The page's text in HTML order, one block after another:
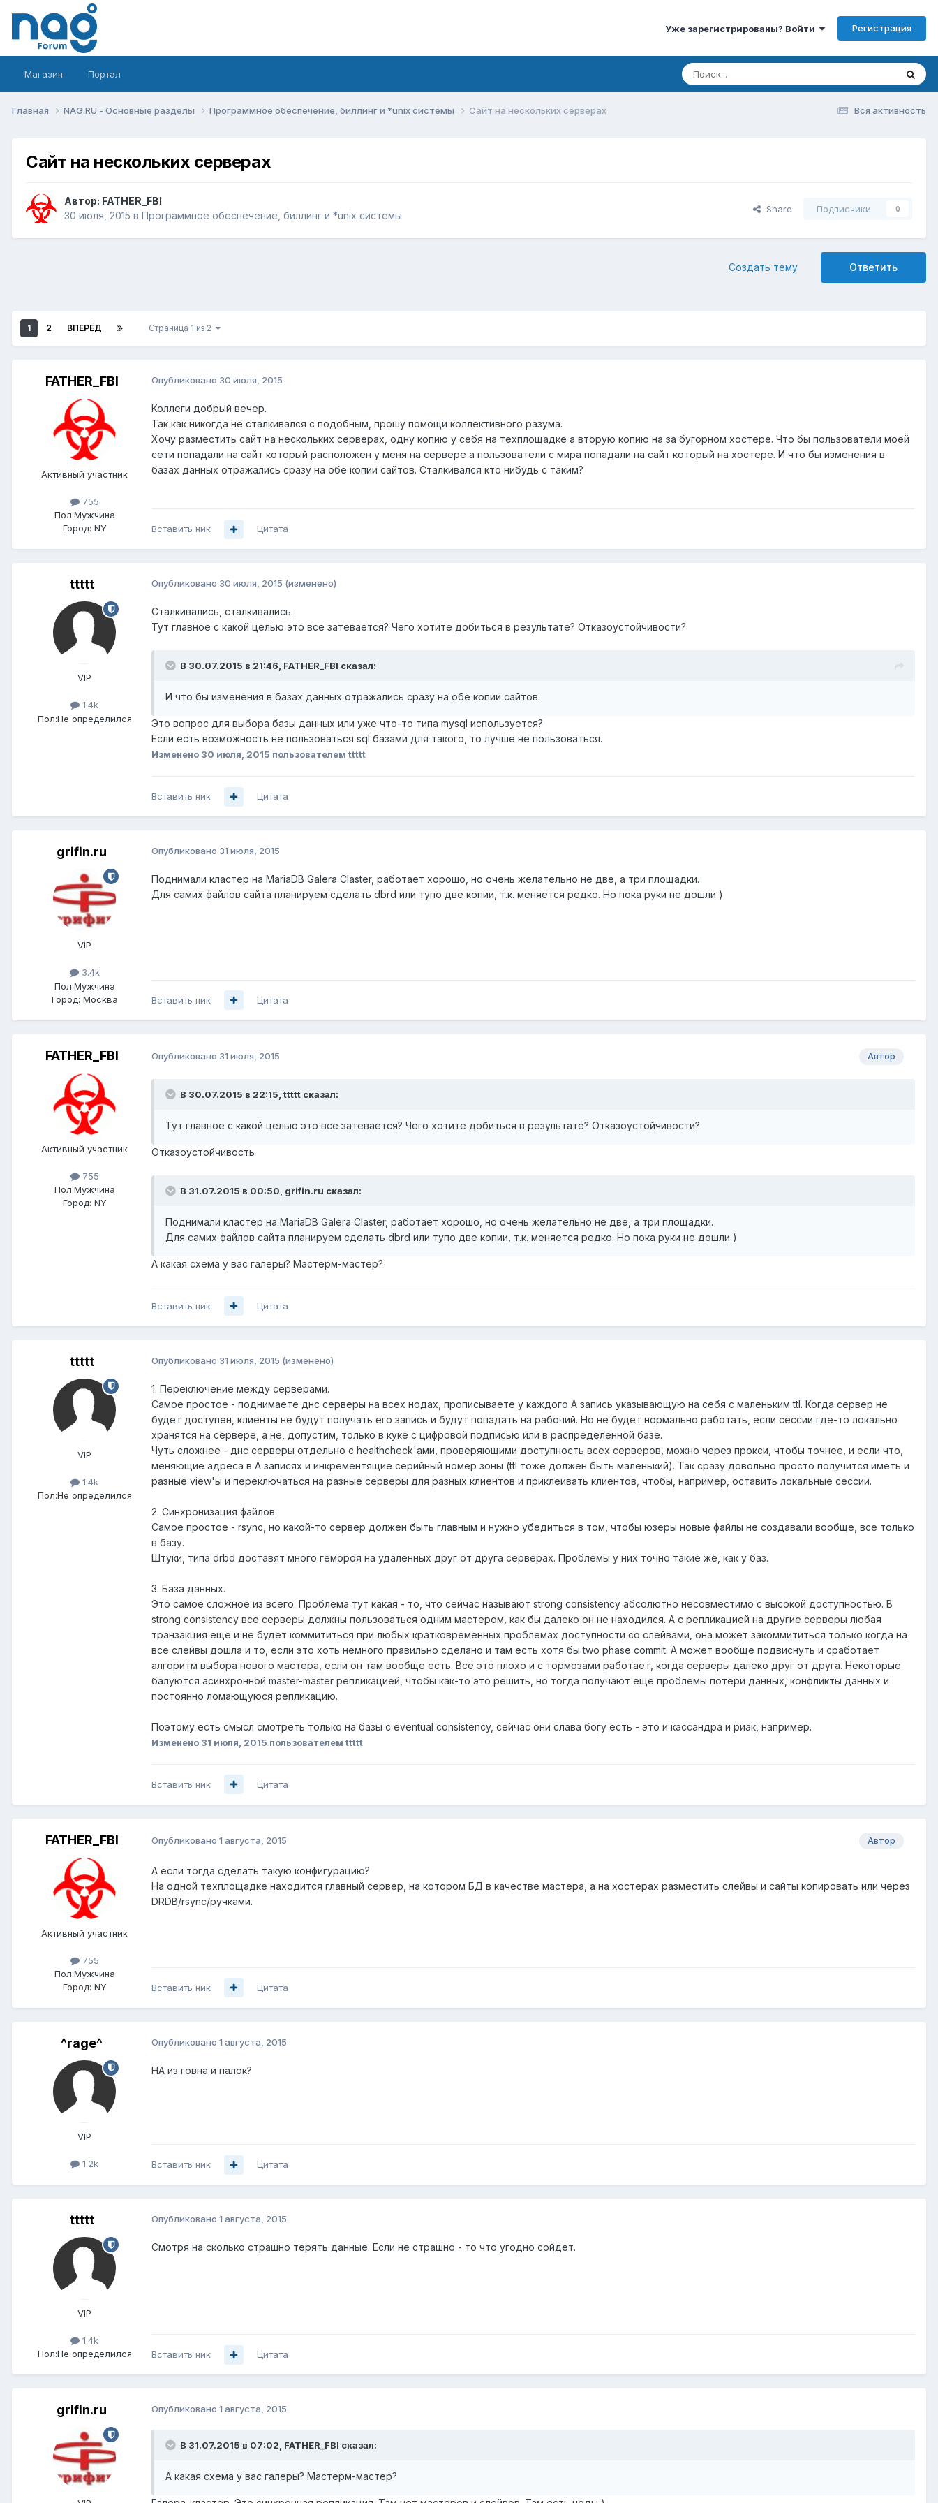
Уже зарегистрированы? Войти Регистрация
Магазин Портал
Вся активность
Главная NAG.RU - Основные разделы Программное обеспечение, биллинг и *unix системы Сайт на нескольких серверах
Сайт на нескольких серверах
Автор: FATHER_FBI
30 июля, 2015 в Программное обеспечение, биллинг и *unix системы
Share Подписчики 0
Ответить
Создать тему
1 2 ВПЕРЁД Страница 1 из 2
FATHER_FBI
Активный участник
755
Пол:Мужчина
Город: NY
Опубликовано 30 июля, 2015
Коллеги добрый вечер.
Так как никогда не сталкивался с подобным, прошу помощи коллективного разума.
Хочу разместить сайт на нескольких серверах, одну копию у себя на техплощадке а вторую копию на за бугорном хостере. Что бы пользователи моей
сети попадали на сайт который расположен у меня на сервере а пользователи с мира попадали на сайт который на хостере. И что бы изменения в
базах данных отражались сразу на обе копии сайтов. Сталкивался кто нибудь с таким?
Вставить ник Цитата
ttttt
VIP
1.4k
Пол:Не определился
Опубликовано 30 июля, 2015 (изменено)
Сталкивались, сталкивались.
Тут главное с какой целью это все затевается? Чего хотите добиться в результате? Отказоустойчивости?
В 30.07.2015 в 21:46, FATHER_FBI сказал:
И что бы изменения в базах данных отражались сразу на обе копии сайтов.
Это вопрос для выбора базы данных или уже что-то типа mysql используется?
Если есть возможность не пользоваться sql базами для такого, то лучше не пользоваться.
Изменено 30 июля, 2015 пользователем ttttt
Вставить ник Цитата
grifin.ru
VIP
3.4k
Пол:Мужчина
Город: Москва
Опубликовано 31 июля, 2015
Поднимали кластер на MariaDB Galera Claster, работает хорошо, но очень желательно не две, а три площадки.
Для самих файлов сайта планируем сделать dbrd или тупо две копии, т.к. меняется редко. Но пока руки не дошли )
Вставить ник Цитата
FATHER_FBI
Активный участник
755
Пол:Мужчина
Город: NY
Автор
Опубликовано 31 июля, 2015
В 30.07.2015 в 22:15, ttttt сказал:
Тут главное с какой целью это все затевается? Чего хотите добиться в результате? Отказоустойчивости?
Отказоустойчивость
В 31.07.2015 в 00:50, grifin.ru сказал:
Поднимали кластер на MariaDB Galera Claster, работает хорошо, но очень желательно не две, а три площадки.
Для самих файлов сайта планируем сделать dbrd или тупо две копии, т.к. меняется редко. Но пока руки не дошли )
А какая схема у вас галеры? Мастерм-мастер?
Вставить ник Цитата
ttttt
VIP
1.4k
Пол:Не определился
Опубликовано 31 июля, 2015 (изменено)
1. Переключение между серверами.
Самое простое - поднимаете днс серверы на всех нодах, прописываете у каждого A запись указывающую на себя с маленьким ttl. Когда сервер не
будет доступен, клиенты не будут получать его запись и будут попадать на рабочий. Но не будет нормально работать, если сессии где-то локально
хранятся на сервере, а не, допустим, только в куке с цифровой подписью или в распределенной базе.
Чуть сложнее - днс серверы отдельно с healthcheck'ами, проверяющими доступность всех серверов, можно через прокси, чтобы точнее, и если что,
меняющие адреса в A записях и инкрементящие серийный номер зоны (ttl тоже должен быть маленький). Так сразу довольно просто получится иметь и
разные view'ы и переключаться на разные серверы для разных клиентов и приклеивать клиентов, чтобы, например, оставить локальные сессии.
2. Cинхронизация файлов.
Самое простое - rsync, но какой-то сервер должен быть главным и нужно убедиться в том, чтобы юзеры новые файлы не создавали вообще, все только
в базу.
Штуки, типа drbd доставят много гемороя на удаленных друг от друга серверах. Проблемы у них точно такие же, как у баз.
3. База данных.
Это самое сложное из всего. Проблема тут какая - то, что сейчас называют strong consistency абсолютно несовместимо с высокой доступностью. В
strong consistency все серверы должны пользоваться одним мастером, как бы далеко он не находился. А с репликацией на другие серверы любая
транзакция еще и не будет коммититься при любых кратковременных проблемах доступности со слейвами, она может закоммититься только когда на
все слейвы дошла и то, если это хоть немного правильно сделано и там есть хотя бы two phase commit. А может вообще подвиснуть и сработает
алгоритм выбора нового мастера, если он там вообще есть. Все это плохо и с тормозами работает, когда серверы далеко друг от друга. Некоторые
балуются асинхронной master-master репликацией, чтобы как-то это решить, но тогда получают еще проблемы потери данных, конфликты данных и
постоянно ломающуюся репликацию.
Поэтому есть смысл смотреть только на базы с eventual consistency, сейчас они слава богу есть - это и кассандра и риак, например.
Изменено 31 июля, 2015 пользователем ttttt
Вставить ник Цитата
FATHER_FBI
Активный участник
755
Пол:Мужчина
Город: NY
Автор
Опубликовано 1 августа, 2015
А если тогда сделать такую конфигурацию?
На одной техплощадке находится главный сервер, на котором БД в качестве мастера, а на хостерах разместить слейвы и сайты копировать или через
DRDB/rsync/ручками.
Вставить ник Цитата
^rage^
VIP
1.2k
Опубликовано 1 августа, 2015
HA из говна и палок?
Вставить ник Цитата
ttttt
VIP
1.4k
Пол:Не определился
Опубликовано 1 августа, 2015
Смотря на сколько страшно терять данные. Если не страшно - то что угодно сойдет.
Вставить ник Цитата
grifin.ru Опубликовано 1 августа, 2015
В 31.07.2015 в 07:02, FATHER_FBI сказал:
А какая схема у вас галеры? Мастерм-мастер?